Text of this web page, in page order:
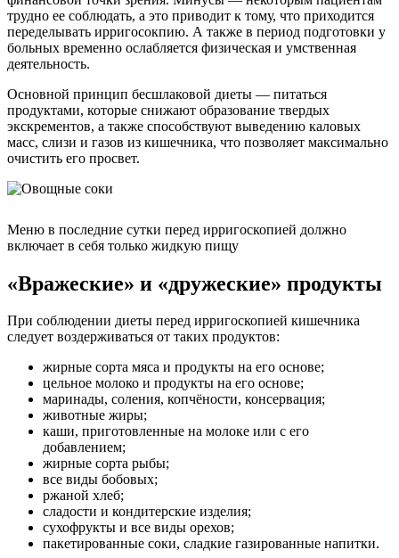
трудно ее соблюдать, а это приводит к тому, что приходится
переделывать ирригосокпию. А также в период подготовки у
больных временно ослабляется физическая и умственная
деятельность.
Основной принцип бесшлаковой диеты — питаться
продуктами, которые снижают образование твердых
экскрементов, а также способствуют выведению каловых
масс, слизи и газов из кишечника, что позволяет максимально
очистить его просвет.
Меню в последние сутки перед ирригоскопией должно
включает в себя только жидкую пищу
«Вражеские» и «дружеские» продукты
При соблюдении диеты перед ирригоскопией кишечника
следует воздерживаться от таких продуктов:
жирные сорта мяса и продукты на его основе;
цельное молоко и продукты на его основе;
маринады, соления, копчёности, консервация;
животные жиры;
каши, приготовленные на молоке или с его
добавлением;
жирные сорта рыбы;
все виды бобовых;
ржаной хлеб;
сладости и кондитерские изделия;
сухофрукты и все виды орехов;
пакетированные соки, сладкие газированные напитки.